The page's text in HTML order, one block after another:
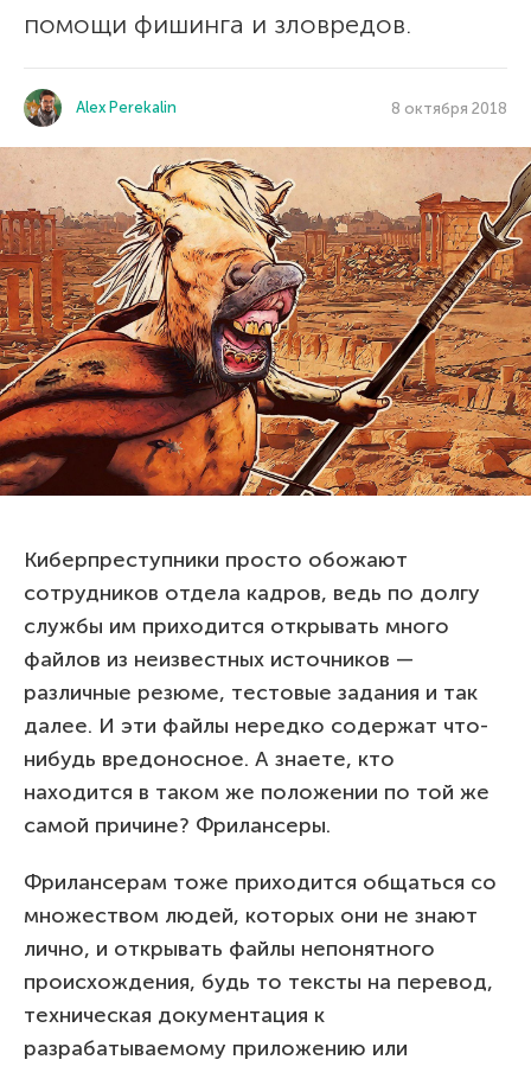
помощи фишинга и зловредов.
Alex Perekalin 8 октября 2018
Киберпреступники просто обожают
сотрудников отдела кадров, ведь по долгу
службы им приходится открывать много
файлов из неизвестных источников —
различные резюме, тестовые задания и так
далее. И эти файлы нередко содержат что-
нибудь вредоносное. А знаете, кто
находится в таком же положении по той же
самой причине? Фрилансеры.
Фрилансерам тоже приходится общаться со
множеством людей, которых они не знают
лично, и открывать файлы непонятного
происхождения, будь то тексты на перевод,
техническая документация к
разрабатываемому приложению или